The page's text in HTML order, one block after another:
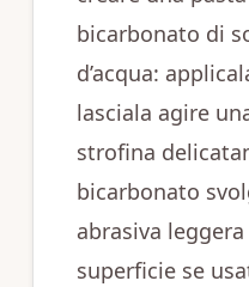
bicarbonato di
d’acqua:
lasciala agire
strofina
bicarbonato
abrasiva
superficie se